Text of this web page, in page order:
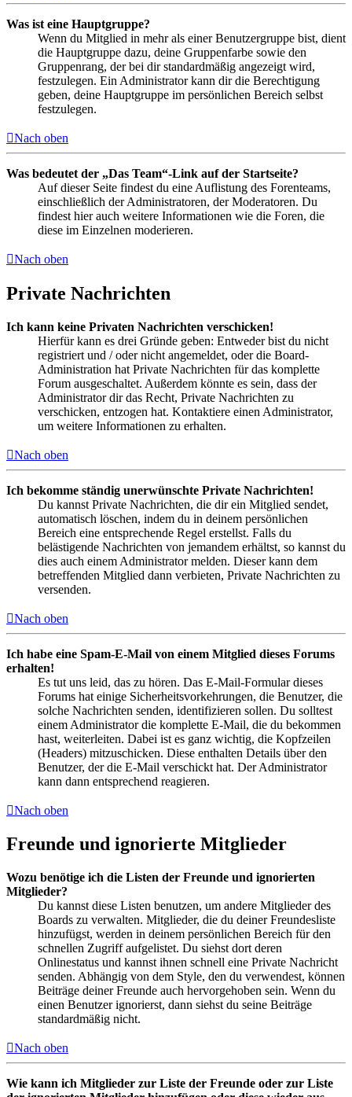
Was ist eine Hauptgruppe?
Wenn du Mitglied in mehr als einer Benutzergruppe bist, dient
die Hauptgruppe dazu, deine Gruppenfarbe sowie den
Gruppenrang, der bei dir standardmäßig angezeigt wird,
festzulegen. Ein Administrator kann dir die Berechtigung
geben, deine Hauptgruppe im persönlichen Bereich selbst
festzulegen.
Nach oben
Was bedeutet der „Das Team“-Link auf der Startseite?
Auf dieser Seite findest du eine Auflistung des Forenteams,
einschließlich der Administratoren, der Moderatoren. Du
findest hier auch weitere Informationen wie die Foren, die
diese im Einzelnen moderieren.
Nach oben
Private Nachrichten
Ich kann keine Privaten Nachrichten verschicken!
Hierfür kann es drei Gründe geben: Entweder bist du nicht
registriert und / oder nicht angemeldet, oder die Board-
Administration hat Private Nachrichten für das komplette
Forum ausgeschaltet. Außerdem könnte es sein, dass der
Administrator dir das Recht, Private Nachrichten zu
verschicken, entzogen hat. Kontaktiere einen Administrator,
um weitere Informationen zu erhalten.
Nach oben
Ich bekomme ständig unerwünschte Private Nachrichten!
Du kannst Private Nachrichten, die dir ein Mitglied sendet,
automatisch löschen, indem du in deinem persönlichen
Bereich eine entsprechende Regel erstellst. Falls du
belästigende Nachrichten von jemandem erhältst, so kannst du
dies auch einem Administrator melden. Dieser kann dem
betreffenden Mitglied dann verbieten, Private Nachrichten zu
versenden.
Nach oben
Ich habe eine Spam-E-Mail von einem Mitglied dieses Forums
erhalten!
Es tut uns leid, das zu hören. Das E-Mail-Formular dieses
Forums hat einige Sicherheitsvorkehrungen, die Benutzer, die
solche Nachrichten senden, identifizieren sollen. Du solltest
einem Administrator die komplette E-Mail, die du bekommen
hast, weiterleiten. Dabei ist es ganz wichtig, die Kopfzeilen
(Headers) mitzuschicken. Diese enthalten Details über den
Benutzer, der die E-Mail verschickt hat. Der Administrator
kann dann entsprechend reagieren.
Nach oben
Freunde und ignorierte Mitglieder
Wozu benötige ich die Listen der Freunde und ignorierten
Mitglieder?
Du kannst diese Listen benutzen, um andere Mitglieder des
Boards zu verwalten. Mitglieder, die du deiner Freundesliste
hinzufügst, werden in deinem persönlichen Bereich für den
schnellen Zugriff aufgelistet. Du siehst dort deren
Onlinestatus und kannst ihnen schnell eine Private Nachricht
senden. Abhängig von dem Style, den du verwendest, können
Beiträge deiner Freunde auch hervorgehoben sein. Wenn du
einen Benutzer ignorierst, dann siehst du seine Beiträge
standardmäßig nicht.
Nach oben
Wie kann ich Mitglieder zur Liste der Freunde oder zur Liste